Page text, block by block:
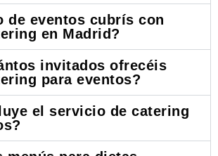
de eventos cubrís con
en Madrid?
invitados ofrecéis
para eventos?
el servicio de catering